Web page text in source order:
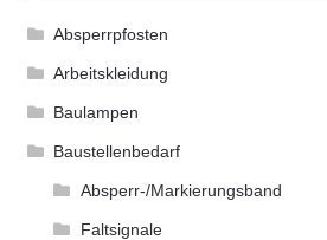
Absperrpfosten
Arbeitskleidung
Baulampen
Baustellenbedarf
Absperr-/Markierungsband
Faltsignale